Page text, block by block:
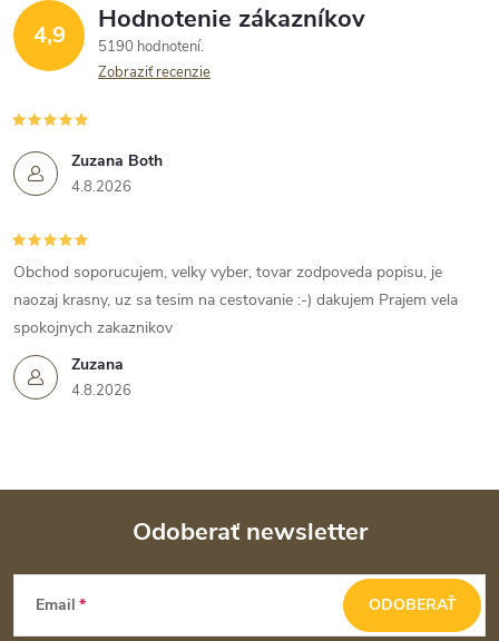
4,9 Hodnotenie zákazníkov
5190 hodnotení
Zobraziť recenzie
Zuzana Both
4.8.2026
Zuzana
4.8.2026
Obchod soporucujem, velky vyber, tovar zodpoveda popisu, je
naozaj krasny, uz sa tesim na cestovanie :-) dakujem Prajem vela
spokojnych zakaznikov
Z
Odoberať newsletter
Email ODOBERAŤ